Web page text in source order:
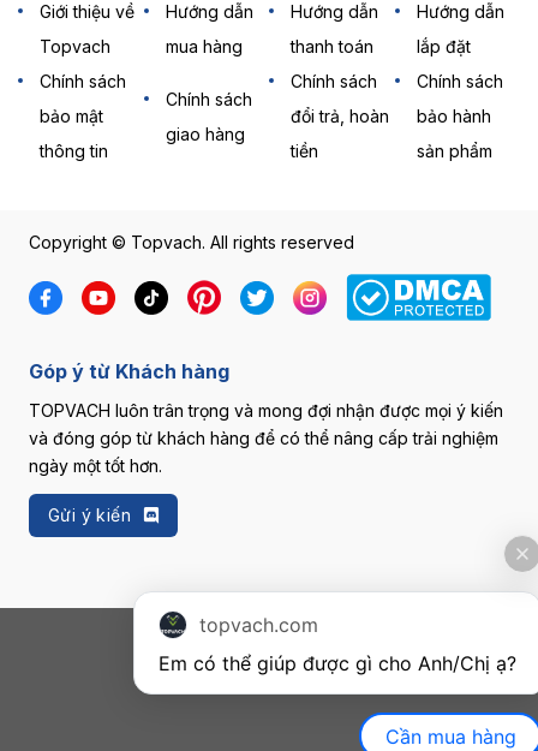
Giới thiệu về
Topvach
Hướng dẫn
mua hàng
Hướng dẫn
thanh toán
Hướng dẫn
lắp đặt
Chính sách
bảo mật
thông tin
Chính sách
giao hàng
Chính sách
đổi trả, hoàn
tiền
Chính sách
bảo hành
sản phẩm
Copyright © Topvach. All rights reserved
Góp ý từ Khách hàng
TOPVACH luôn trân trọng và mong đợi nhận được mọi ý kiến
và đóng góp từ khách hàng để có thể nâng cấp trải nghiệm
ngày một tốt hơn.
Gửi ý kiến
topvach.com
Cần mua hàng